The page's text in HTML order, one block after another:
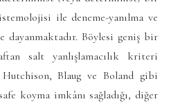
ile deneme-yanılma ve
dayanmaktadır. Böylesi geniş bir
salt yanlışlamacılık kriteri
Blaug ve Boland gibi
koyma imkânı sağladığı, diğer